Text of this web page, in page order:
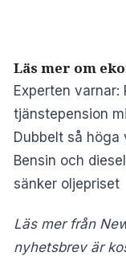
Läs mer om
Experten varnar:
tjänstepension
Dubbelt så höga
Bensin och
sänker oljepriset
Läs mer från
nyhetsbrev är